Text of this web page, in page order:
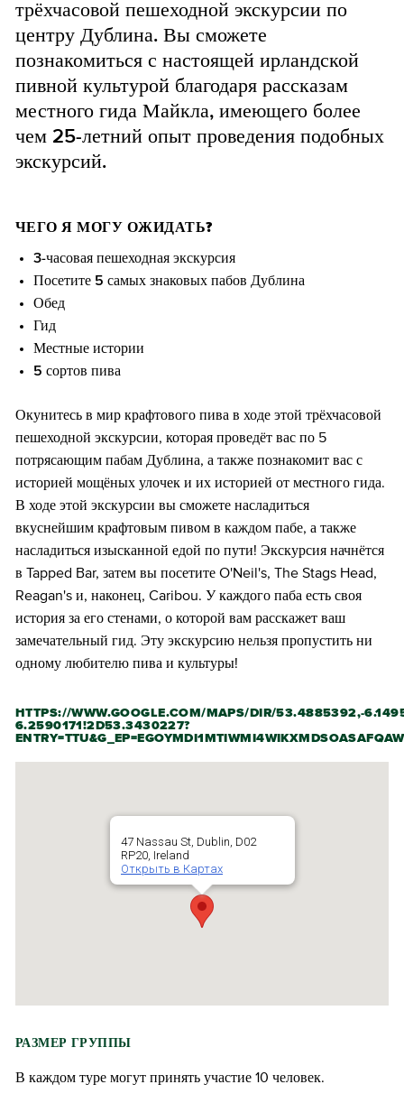
трёхчасовой пешеходной экскурсии по
центру Дублина. Вы сможете
познакомиться с настоящей ирландской
пивной культурой благодаря рассказам
местного гида Майкла, имеющего более
чем 25-летний опыт проведения подобных
экскурсий.
ЧЕГО Я МОГУ ОЖИДАТЬ?
3-часовая пешеходная экскурсия
Посетите 5 самых знаковых пабов Дублина
Обед
Гид
Местные истории
5 сортов пива
Окунитесь в мир крафтового пива в ходе этой трёхчасовой
пешеходной экскурсии, которая проведёт вас по 5
потрясающим пабам Дублина, а также познакомит вас с
историей мощёных улочек и их историей от местного гида.
В ходе этой экскурсии вы сможете насладиться
вкуснейшим крафтовым пивом в каждом пабе, а также
насладиться изысканной едой по пути! Экскурсия начнётся
в Tapped Bar, затем вы посетите O'Neil's, The Stags Head,
Reagan's и, наконец, Caribou. У каждого паба есть своя
история за его стенами, о которой вам расскажет ваш
замечательный гид. Эту экскурсию нельзя пропустить ни
одному любителю пива и культуры!
HTTPS://WWW.GOOGLE.COM/MAPS/DIR/53.4885392,-
6.2590171!2D53.3430227?
47 Nassau St, Dublin, D02
RP20, Ireland
Открыть в Картах
РАЗМЕР ГРУППЫ
В каждом туре могут принять участие 10 человек.